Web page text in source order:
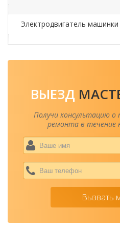
Электродвигатель машинки
ВЫЕЗД
Получи консультацию
ремонта в течение
Вызвать